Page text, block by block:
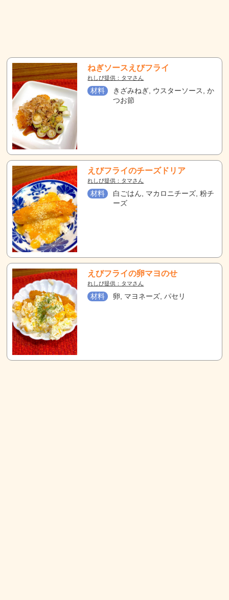
ねぎソースえびフライ
れしぴ提供：タマさん
材料
きざみねぎ, ウスターソース, か
つお節
えびフライのチーズドリア
れしぴ提供：タマさん
材料
白ごはん, マカロニチーズ, 粉チ
ーズ
えびフライの卵マヨのせ
れしぴ提供：タマさん
材料 卵, マヨネーズ, パセリ